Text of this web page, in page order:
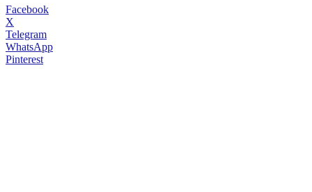
Facebook
X
Telegram
WhatsApp
Pinterest